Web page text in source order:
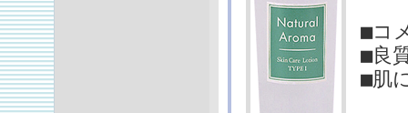
■コ
■良
■肌